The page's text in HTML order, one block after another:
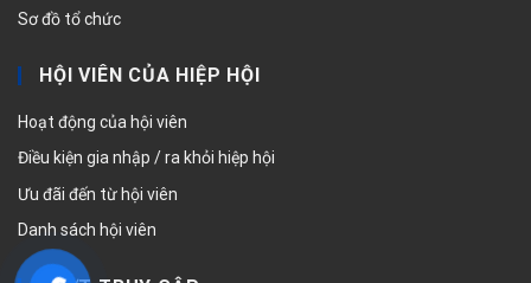
Sơ đồ tổ chức
HỘI VIÊN CỦA HIỆP HỘI
Hoạt động của hội viên
Điều kiện gia nhập / ra khỏi hiệp hội
Ưu đãi đến từ hội viên
Danh sách hội viên